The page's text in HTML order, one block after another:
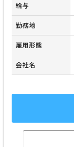
給与
勤務地
雇用形態
会社名